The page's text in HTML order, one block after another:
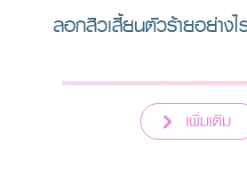
ลอกสิวเสี้ยนตัวร้ายอย่างไ
เพิ่มเติม